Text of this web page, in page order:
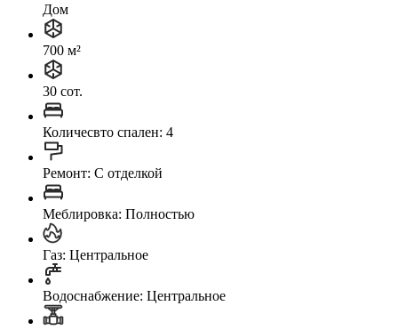
Дом
700 м²
30 сот.
Количесвто спален: 4
Ремонт: C отделкой
Меблировка: Полностью
Газ: Центральное
Водоснабжение: Центральное